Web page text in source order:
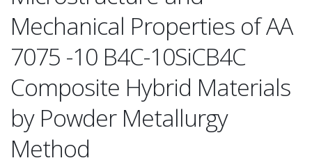
Mechanical Properties of AA
7075 -10 B4C-10SiCB4C
Composite Hybrid Materials
by Powder Metallurgy
Method